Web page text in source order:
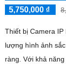
5,750,000 ₫
Thiết bị Camera IP
lượng hình ảnh
ràng. Với khả